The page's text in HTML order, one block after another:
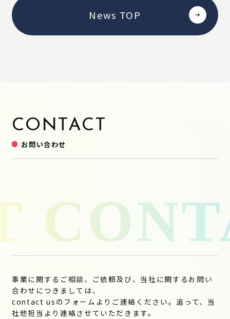
News TOP
CONTACT
お問い合わせ
事業に関するご相談、ご依頼及び、当社に関するお問い
合わせにつきましては、
contact usのフォームよりご連絡ください。追って、当
社他担当より連絡させていただきます。